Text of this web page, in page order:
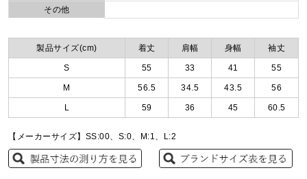
その他
製品サイズ(cm) 着丈 肩幅 身幅 袖丈
S 55 33 41 55
M 56.5 34.5 43.5 56
L 59 36 45 60.5
【メーカーサイズ】SS:00、S:0、M:1、L:2